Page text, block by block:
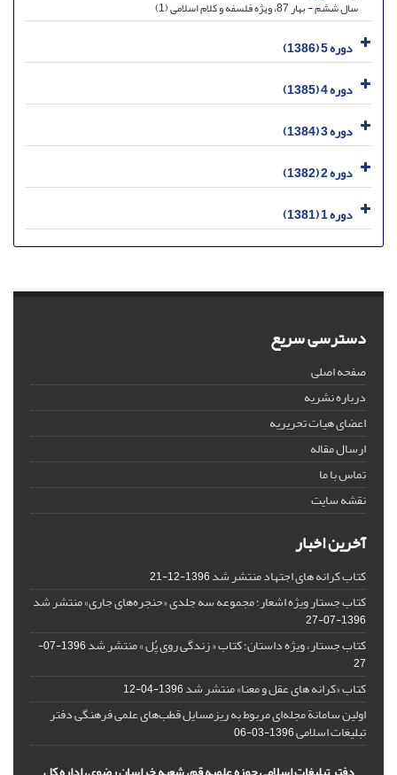
سال ششم - بهار 87، ویژه فلسفه و کلام اسلامی (1)
دوره 5 (1386)
دوره 4 (1385)
دوره 3 (1384)
دوره 2 (1382)
دوره 1 (1381)
دسترسی سریع
صفحه اصلی
درباره نشریه
اعضای هیات تحریریه
ارسال مقاله
تماس با ما
نقشه سایت
آخرین اخبار
کتاب کرانه های اجتهاد منتشر شد1396-12-21
کتاب جستار ویژه اشعار؛ مجموعه سه جلدی «حنجره‌های جاری» منتشر شد
1396-07-27
کتاب جستار، ویژه داستان؛ کتاب « زندگی روی پُل » منتشر شد
1396-07-
27
کتاب «کرانه های عقل و معنا» منتشر شد1396-04-12
اولین سامانة مجله‌ای مربوط به ریزمسایل‌ قطب‌های علمی فرهنگی دفتر
تبلیغات اسلامی1396-03-06